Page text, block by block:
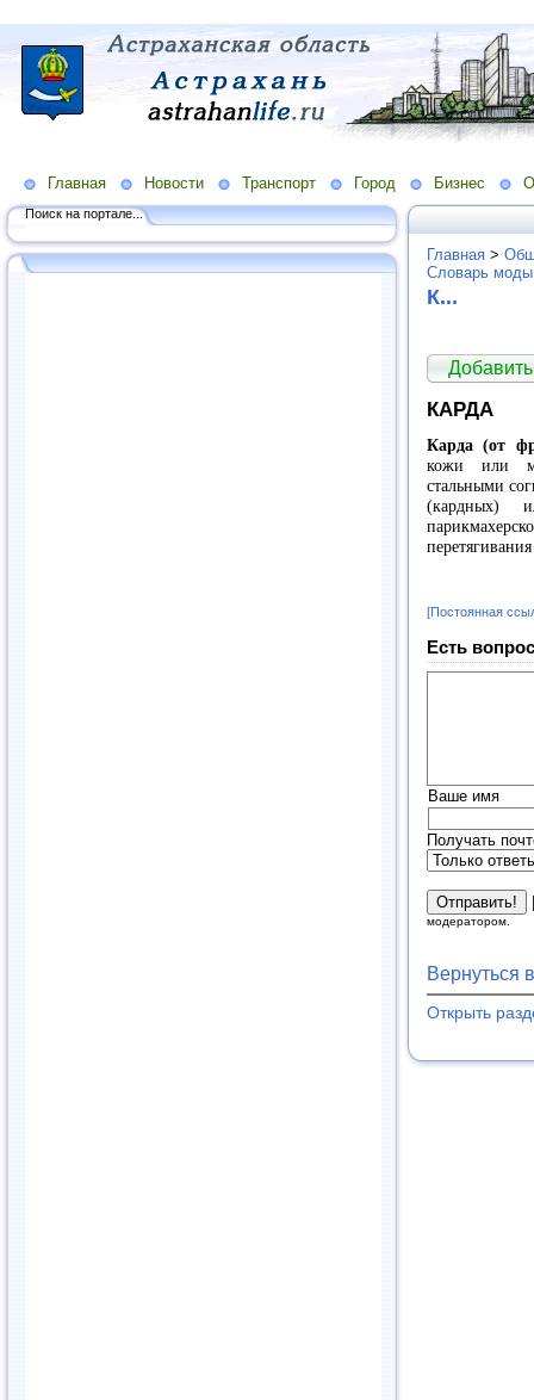
Главная Новости Транспорт Город Бизнес
Поиск на портале...
Главная >
Словарь
К...
КАРДА
Карда (от
кожи или
стальными
(кардных)
[Постоянная
Есть
Ваше имя
Получать
модератором.
Вернуться
Открыть